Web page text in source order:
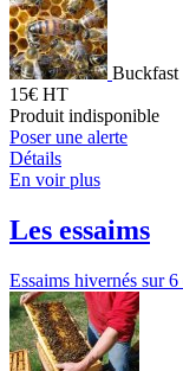
Buckfast
15€ HT
Produit indisponible
Poser une alerte
Détails
En voir plus
Les essaims
Essaims hivernés sur